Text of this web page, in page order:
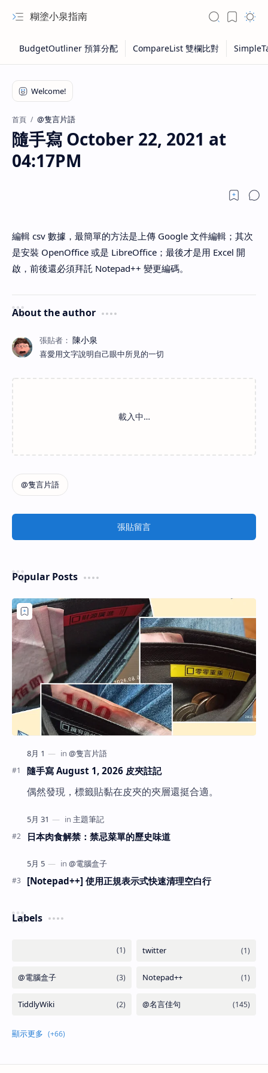
糊塗小泉指南
首頁 @隻言片語
隨手寫 October 22, 2021 at
04:17PM
編輯 csv 數據，最簡單的方法是上傳 Google 文件編輯；其次
是安裝 OpenOffice 或是 LibreOffice；最後才是用 Excel 開
啟，前後還必須拜託 Notepad++ 變更編碼。
About the author
喜愛用文字說明自己眼中所見的一切
張貼留言
Popular Posts
隨手寫 August 1, 2026 皮夾註記
偶然發現，標籤貼黏在皮夾的夾層還挺合適。
日本肉食解禁：禁忌菜單的歷史味道
[Notepad++] 使用正規表示式快速清理空白行
Labels